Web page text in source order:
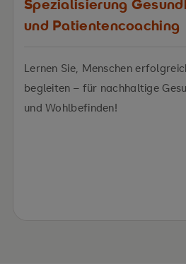
Spezialisierung
und Patientencoaching
Lernen Sie, Menschen
begleiten – für nachhaltige
und Wohlbefinden!